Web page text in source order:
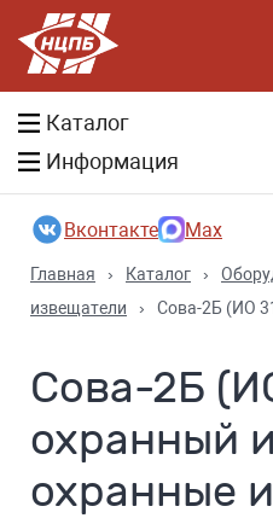
Каталог
Информация
Вконтакте Max
Главная › Каталог ›
извещатели
› Сова-2Б (ИО
Сова-2Б
охранный
охранные